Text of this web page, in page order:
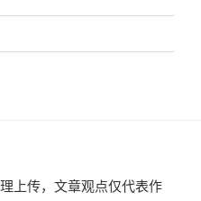
上传，文章观点仅代表作